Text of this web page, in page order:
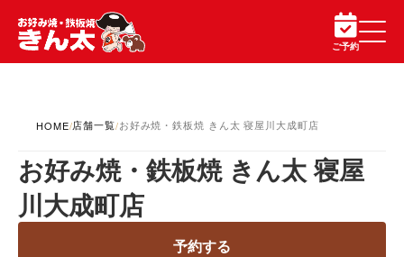
ご予約
HOME/店舗一覧/お好み焼・鉄板焼 きん太 寝屋川大成町店
お好み焼・鉄板焼 きん太 寝屋
川大成町店
予約する